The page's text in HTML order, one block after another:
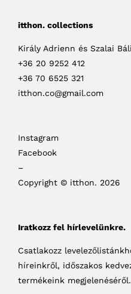
itthon. collections
Király Adrienn és Szalai
+36 20 9252 412
+36 70 6525 321
itthon.co@gmail.com
Instagram
Facebook
–
Copyright © itthon. 2026
Iratkozz fel hírlevelünkre.
Csatlakozz
híreinkről, időszakos
termékeink megjelenéséről.